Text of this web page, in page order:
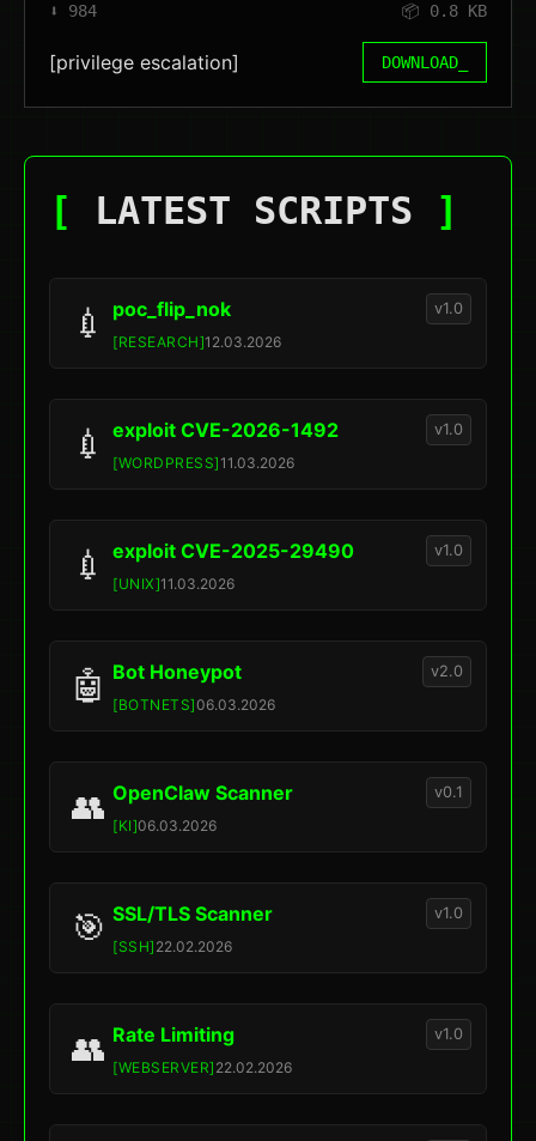
⬇️ 984 📦 0.8 KB
[privilege escalation] DOWNLOAD_
[ LATEST SCRIPTS ]
💉 poc_flip_nok
v1.0
[RESEARCH]12.03.2026
💉 exploit CVE-2026-1492
v1.0
[WORDPRESS] 11.03.2026
💉 exploit CVE-2025-29490
v1.0
[UNIX]11.03.2026
🤖 Bot Honeypot
v2.0
[BOTNETS]06.03.2026
👥 OpenClaw Scanner
v0.1
[KI]06.03.2026
🎯 SSL/TLS Scanner
v1.0
[SSH] 22.02.2026
👥 Rate Limiting
v1.0
[WEBSERVER] 22.02.2026